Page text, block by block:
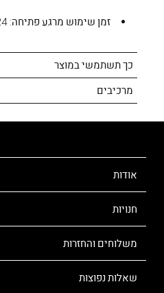
כך תשתמשי במוצר
מרכיבים
זמן שימוש מרגע פתיחה:24
אודות
חנויות
משלוחים והחזרות
שאלות נפוצות